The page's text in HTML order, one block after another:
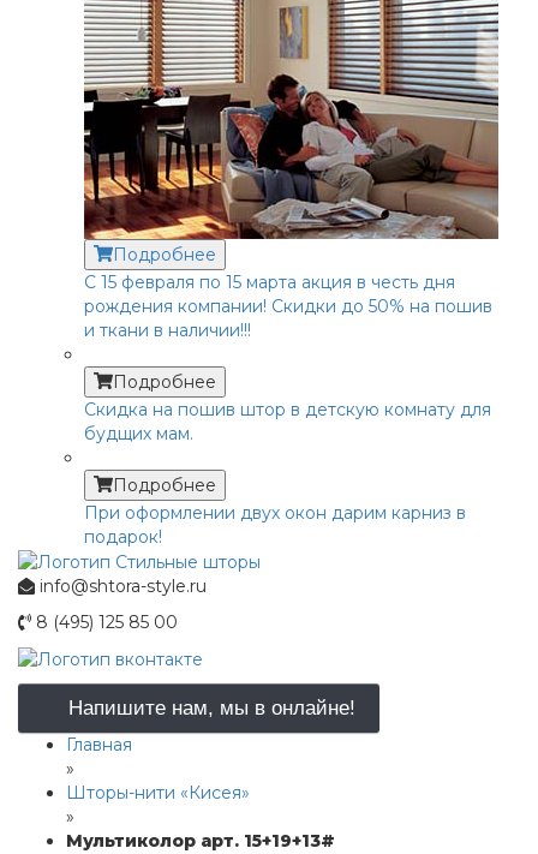
Подробнее
С 15 февраля по 15 марта акция в честь дня
рождения компании! Скидки до 50% на пошив
и ткани в наличии!!!
Подробнее
Скидка на пошив штор в детскую комнату для
будщих мам.
Подробнее
При оформлении двух окон дарим карниз в
подарок!
info@shtora-style.ru
8 (495) 125 85 00
Напишите нам, мы в онлайне!
Главная
»
Шторы-нити «Кисея»
»
Мультиколор арт. 15+19+13#